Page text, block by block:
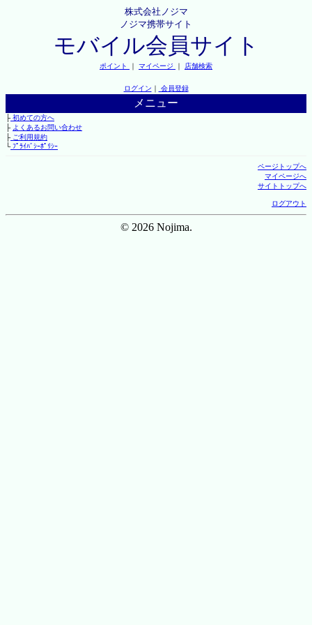
株式会社ノジマ
ノジマ携帯サイト
モバイル会員サイト
ポイント ｜ マイページ ｜ 店舗検索
ログイン ｜ 会員登録
メニュー
├初めての方へ
├ よくあるお問い合わせ
├ご利用規約
└ﾌﾟﾗｲﾊﾞｼｰﾎﾟﾘｼｰ
ページトップへ
マイページへ
サイトトップへ
ログアウト
© 2026 Nojima.